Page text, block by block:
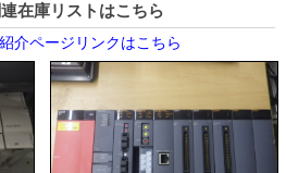
在庫リストはこちら
介ページリンクはこちら